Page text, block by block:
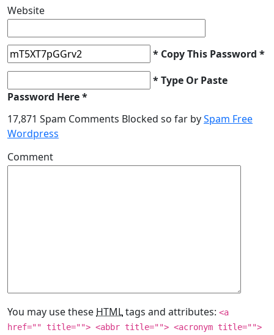
Website
* Copy This Password *
* Type Or Paste
Password Here *
17,871 Spam Comments Blocked so far bySpam Free
Wordpress
Comment
You may use theseHTMLtags and attributes: <a
href="" title=""> <abbr title=""> <acronym title="">